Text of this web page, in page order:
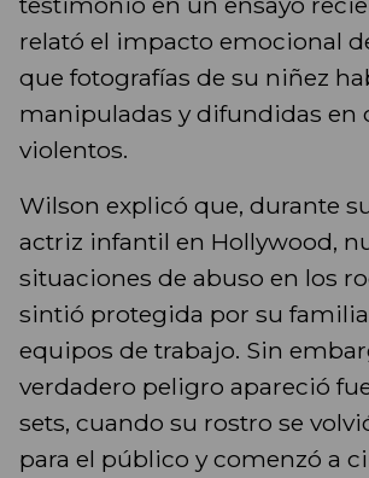
relató el impacto emocional
que fotografías de su niñez
manipuladas y difundidas en
violentos.
Wilson explicó que, durante
actriz infantil en Hollywood,
situaciones de abuso en los
sintió protegida por su
equipos de trabajo. Sin
verdadero peligro apareció
sets, cuando su rostro se
para el público y comenzó a